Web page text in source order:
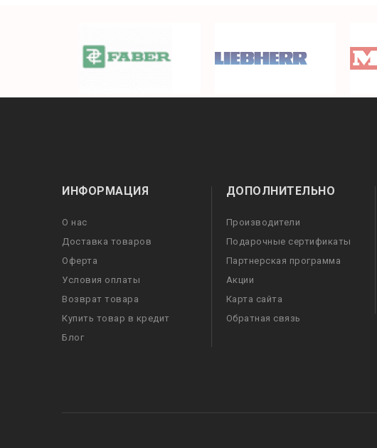
ИНФОРМАЦИЯ
О нас
Доставка товаров
Оферта
Условия оплаты
Возврат товара
Купить товар в кредит
Блог
ДОПОЛНИТЕЛЬНО
Производители
Подарочные сертификаты
Партнерская программа
Акции
Карта сайта
Обратная связь